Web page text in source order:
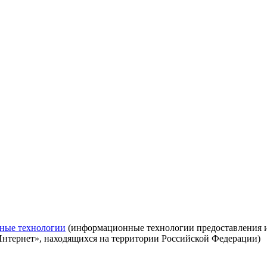
технологии (информационные технологии предоставления
находящихся на территории Российской Федерации)